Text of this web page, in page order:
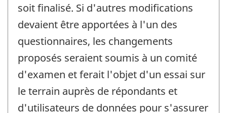
soit finalisé. Si d'autres modifications
devaient être apportées à l'un des
questionnaires, les changements
proposés seraient soumis à un comité
d'examen et ferait l'objet d'un essai sur
le terrain auprès de répondants et
d'utilisateurs de données pour s'assurer